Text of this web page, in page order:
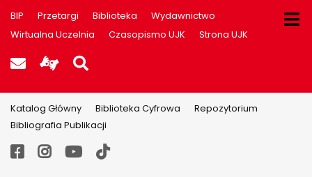
BIP Przetargi Biblioteka
Wydawnictwo
Wirtualna Uczelnia
Czasopismo UJK Strona UJK
Poczta UJK
Informacje dla użytkowników
Szukaj na stronie
Katalog Główny Biblioteka Cyfrowa
Repozytorium
Bibliografia Publikacji
Facebook
Instagram
YouTube
TikTok